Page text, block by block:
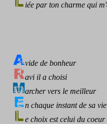
iée par ton charme qui
vide de bonheur
avi il a choisi
archer vers le meilleur
n chaque instant de sa vie
e choix est celui du coeur